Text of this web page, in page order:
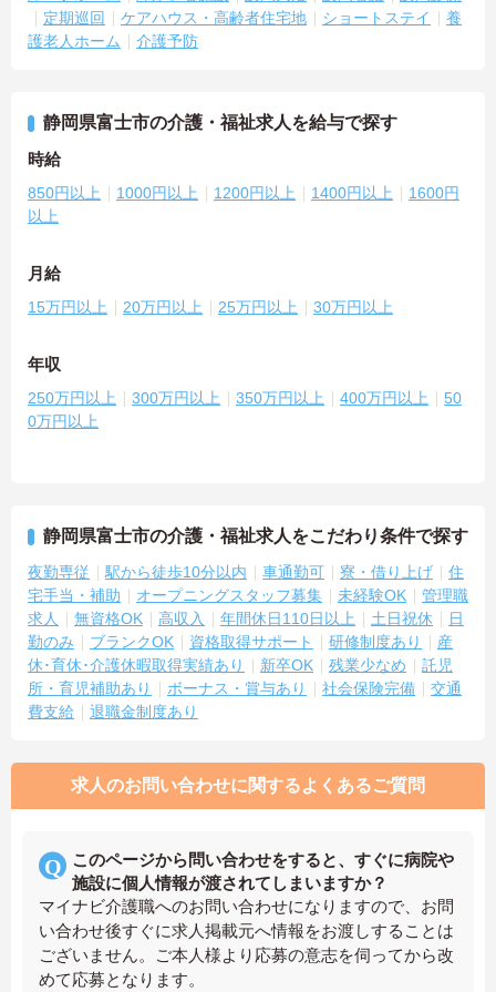
定期巡回
ケアハウス・高齢者住宅地 ショートステイ
養
護老人ホーム
介護予防
静岡県富士市の介護・福祉求人を給与で探す
時給
850円以上 1000円以上 1200円以上 1400円以上
1600円
以上
月給
15万円以上 20万円以上 25万円以上 30万円以上
年収
250万円以上 300万円以上 350万円以上 400万円以上
50
0万円以上
静岡県富士市の介護・福祉求人をこだわり条件で探す
夜勤専従 駅から徒歩10分以内 車通勤可 寮・借り上げ
住
宅手当・補助
オープニングスタッフ募集 未経験OK
管理職
求人
無資格OK 高収入 年間休日110日以上 土日祝休
日
勤のみ
ブランクOK 資格取得サポート 研修制度あり
産
休･育休･介護休暇取得実績あり
新卒OK 残業少なめ
託児
所・育児補助あり
ボーナス・賞与あり 社会保険完備
交通
費支給
退職金制度あり
求人のお問い合わせに関するよくあるご質問
このページから問い合わせをすると、すぐに病院や
施設に個人情報が渡されてしまいますか？
マイナビ介護職へのお問い合わせになりますので、お問
い合わせ後すぐに求人掲載元へ情報をお渡しすることは
ございません。ご本人様より応募の意志を伺ってから改
めて応募となります。